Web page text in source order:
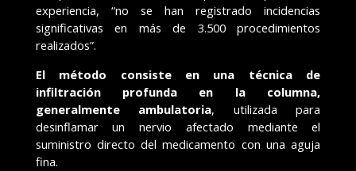
experiencia, “no se han registrado incidencias
significativas en más de 3.500 procedimientos
realizados”.
El método consiste en una técnica de
infiltración profunda en la columna,
generalmente ambulatoria, utilizada para
desinflamar un nervio afectado mediante el
suministro directo del medicamento con una aguja
fina.